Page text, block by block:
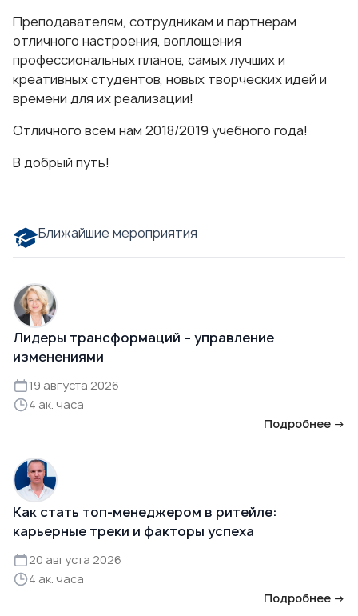
Преподавателям, сотрудникам и партнерам
отличного настроения, воплощения
профессиональных планов, самых лучших и
креативных студентов, новых творческих идей и
времени для их реализации!
Отличного всем нам 2018/2019 учебного года!
В добрый путь!
Ближайшие мероприятия
Лидеры трансформаций – управление
изменениями
19 августа 2026
4 ак. часа
Подробнее →
Как стать топ-менеджером в ритейле:
карьерные треки и факторы успеха
20 августа 2026
4 ак. часа
Подробнее →